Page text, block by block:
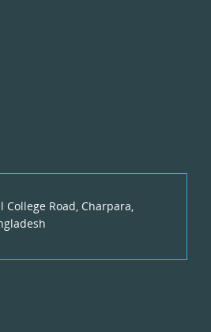
College Road, Charpara,